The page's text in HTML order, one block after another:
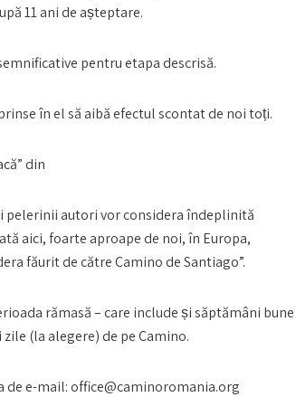
11 ani de așteptare.
pentru etapa descrisă.
în el să aibă efectul scontat de noi toți.
din
pelerinii autori vor considera îndeplinită
aici, foarte aproape de noi, în Europa,
făurit de către Camino de Santiago”.
rămasă – care include și săptămâni bune
(la alegere) de pe Camino.
de e-mail: office@caminoromania.org